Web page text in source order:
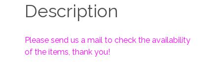
Description
Please send us a mail to check the availability
of the items, thank you!